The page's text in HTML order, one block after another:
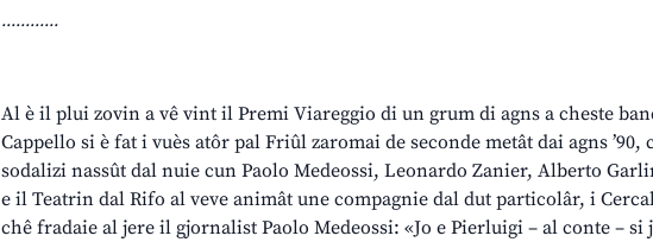
............
Al è il plui zovin a vê vint il Premi Viareggio di un grum di agns a cheste
Cappello si è fat i vuès atôr pal Friûl zaromai de seconde metât dai agns ’90,
sodalizi nassût dal nuie cun Paolo Medeossi, Leonardo Zanier, Alberto
e il Teatrin dal Rifo al veve animât une compagnie dal dut particolâr, i
chê fradaie al jere il gjornalist Paolo Medeossi: «Jo e Pierluigi – al conte – si